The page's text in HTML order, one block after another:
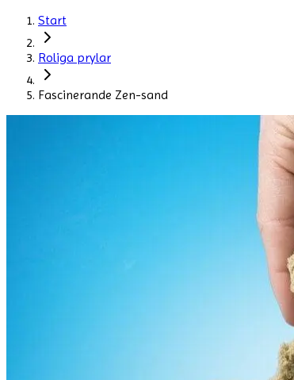
Start
Roliga prylar
Fascinerande Zen-sand